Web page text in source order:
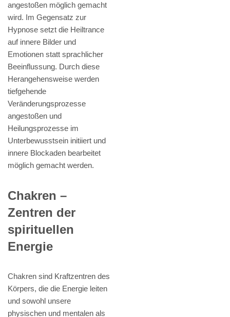
angestoßen möglich gemacht
wird. Im Gegensatz zur
Hypnose setzt die Heiltrance
auf innere Bilder und
Emotionen statt sprachlicher
Beeinflussung. Durch diese
Herangehensweise werden
tiefgehende
Veränderungsprozesse
angestoßen und
Heilungsprozesse im
Unterbewusstsein initiiert und
innere Blockaden bearbeitet
möglich gemacht werden.
Chakren –
Zentren der
spirituellen
Energie
Chakren sind Kraftzentren des
Körpers, die die Energie leiten
und sowohl unsere
physischen und mentalen als